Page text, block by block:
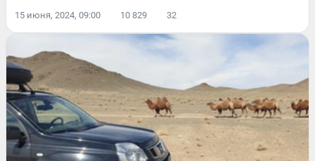
15 июня, 2024, 09:00 10 829 32